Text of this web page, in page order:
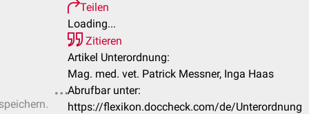
Teilen
Loading...
Zitieren
Artikel Unterordnung:
Mag. med. vet. Patrick Messner, Inga Haas
Abrufbar unter:
https://flexikon.doccheck.com/de/Unterordnung